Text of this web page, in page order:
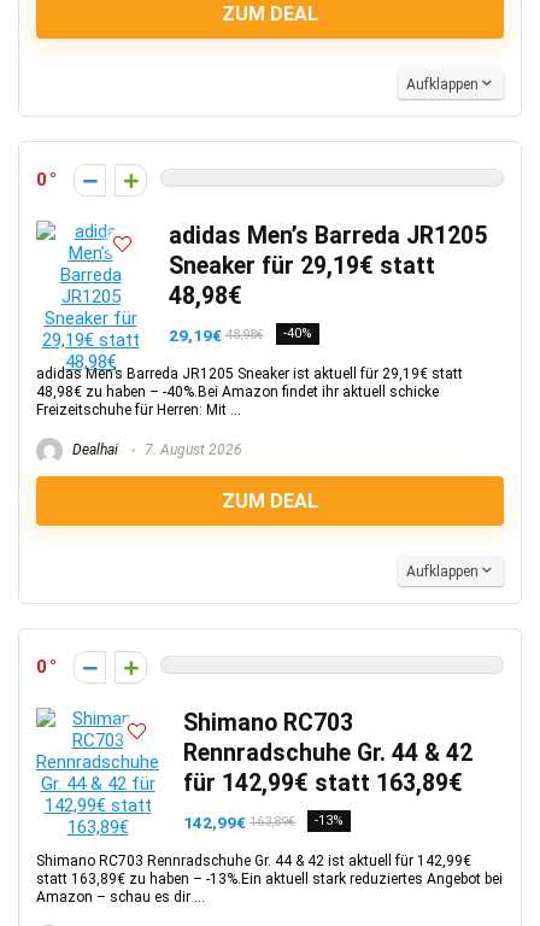
ZUM DEAL
Aufklappen
0
adidas Men’s Barreda JR1205
Sneaker für 29,19€ statt
48,98€
29,19€ 48,98€ -40%
adidas Men’s Barreda JR1205 Sneaker ist aktuell für 29,19€ statt
48,98€ zu haben – -40%.Bei Amazon findet ihr aktuell schicke
Freizeitschuhe für Herren: Mit ...
Dealhai 7. August 2026
ZUM DEAL
Aufklappen
0
Shimano RC703
Rennradschuhe Gr. 44 & 42
für 142,99€ statt 163,89€
142,99€ 163,89€ -13%
Shimano RC703 Rennradschuhe Gr. 44 & 42 ist aktuell für 142,99€
statt 163,89€ zu haben – -13%.Ein aktuell stark reduziertes Angebot bei
Amazon – schau es dir ...